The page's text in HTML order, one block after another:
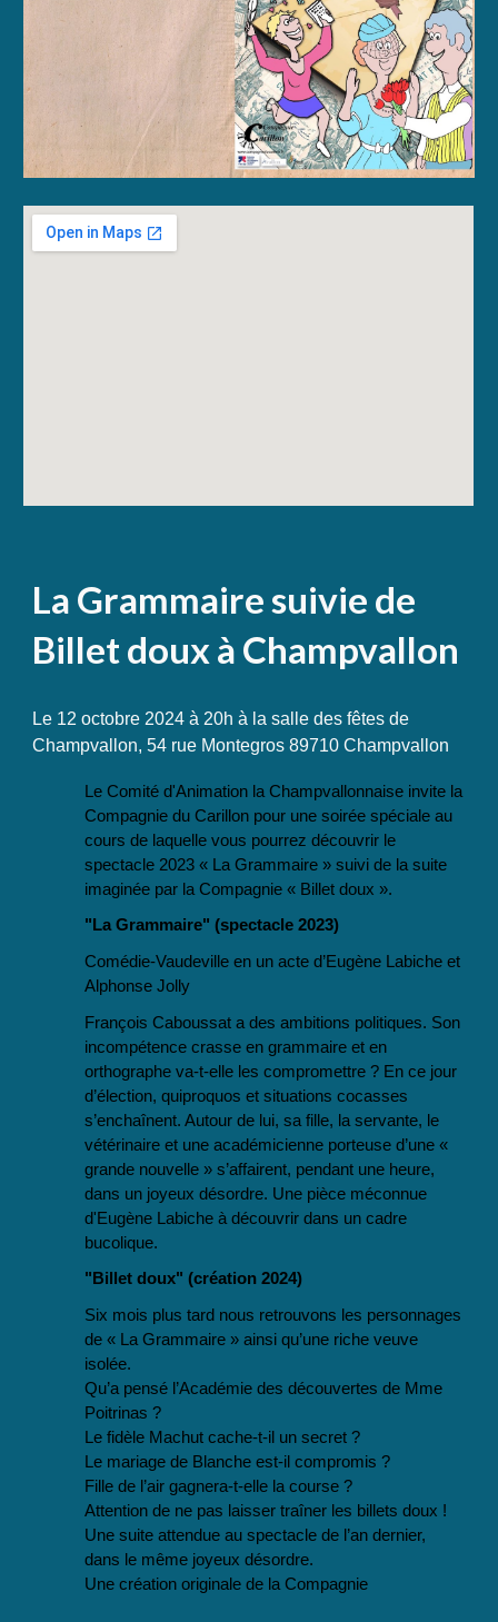
La Grammaire suivie de
Billet doux à Champvallon
Le 12 octobre 2024 à 20h à la salle des fêtes de
Champvallon, 54 rue Montegros 89710 Champvallon
Le Comité d'Animation la Champvallonnaise invite la
Compagnie du Carillon pour une soirée spéciale au
cours de laquelle vous pourrez découvrir le
spectacle 2023 « La Grammaire » suivi de la suite
imaginée par la Compagnie « Billet doux ».
"La Grammaire" (spectacle 2023)
Comédie-Vaudeville en un acte d’Eugène Labiche et
Alphonse Jolly
François Caboussat a des ambitions politiques. Son
incompétence crasse en grammaire et en
orthographe va-t-elle les compromettre ? En ce jour
d’élection, quiproquos et situations cocasses
s’enchaînent. Autour de lui, sa fille, la servante, le
vétérinaire et une académicienne porteuse d’une «
grande nouvelle » s’affairent, pendant une heure,
dans un joyeux désordre. Une pièce méconnue
d'Eugène Labiche à découvrir dans un cadre
bucolique.
"Billet doux" (création 2024)
Six mois plus tard nous retrouvons les personnages
de « La Grammaire » ainsi qu’une riche veuve
isolée.
Qu’a pensé l’Académie des découvertes de Mme
Poitrinas ?
Le fidèle Machut cache-t-il un secret ?
Le mariage de Blanche est-il compromis ?
Fille de l’air gagnera-t-elle la course ?
Attention de ne pas laisser traîner les billets doux !
Une suite attendue au spectacle de l’an dernier,
dans le même joyeux désordre.
Une création originale de la Compagnie